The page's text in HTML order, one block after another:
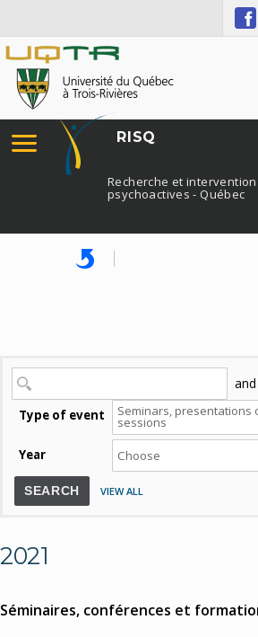
RISQ
Recherche et
psychoactives - Québec
and
Type of event
Year
SEARCH VIEW ALL
2021
Séminaires, conférences et